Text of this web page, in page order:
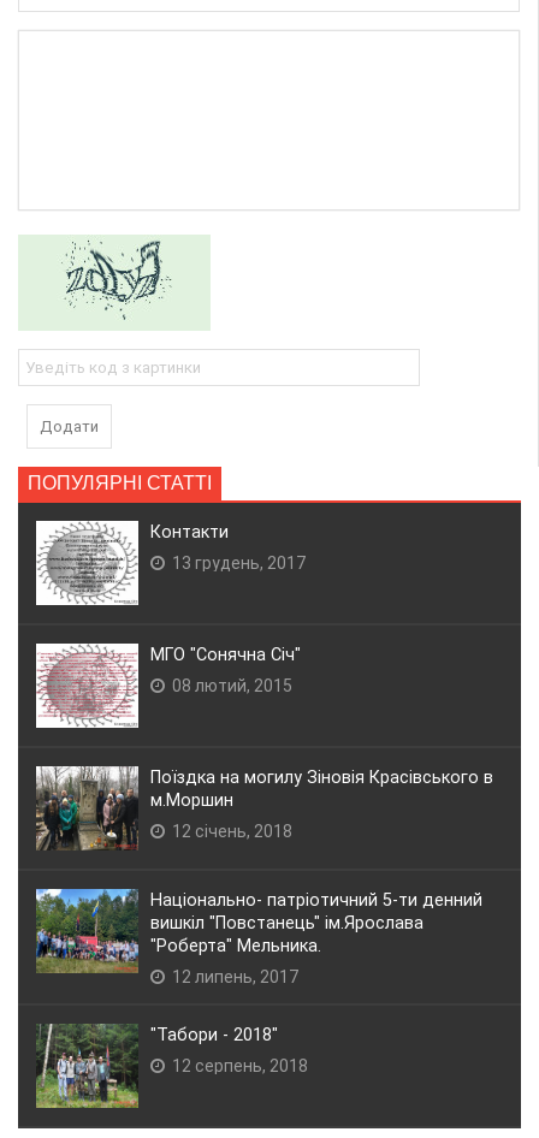
Додати
ПОПУЛЯРНІ СТАТТІ
Контакти
13 грудень, 2017
МГО "Сонячна Січ"
08 лютий, 2015
Поїздка на могилу Зіновія Красівського в
м.Моршин
12 січень, 2018
Національно- патріотичний 5-ти денний
вишкіл "Повстанець" ім.Ярослава
"Роберта" Мельника.
12 липень, 2017
"Табори - 2018"
12 серпень, 2018